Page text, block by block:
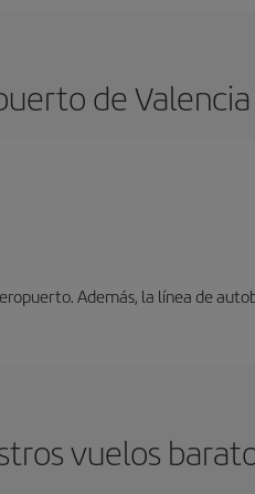
de Valencia
Además, la línea de
vuelos